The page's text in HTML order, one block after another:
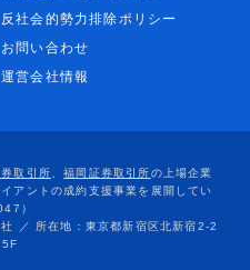
反社会的勢力排除ポリシー
お問い合わせ
運営会社情報